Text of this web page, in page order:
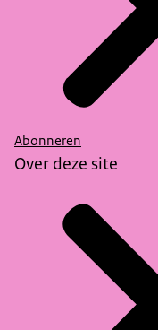
Abonneren
Over deze site